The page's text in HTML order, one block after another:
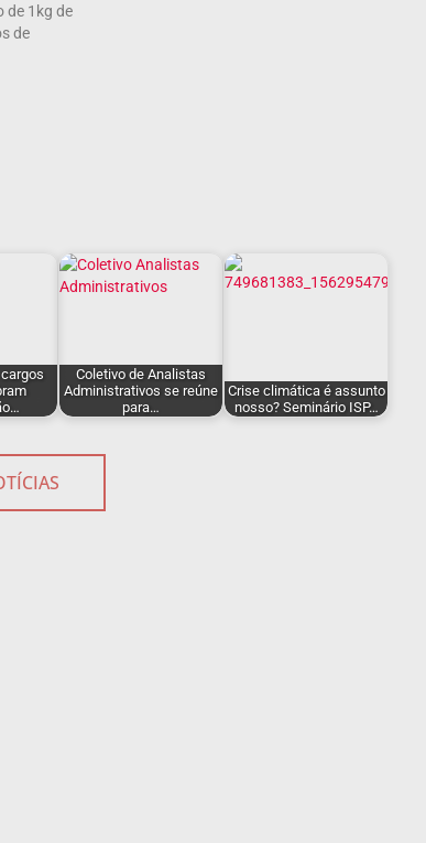
de 1kg de
de
Coletivo de Analistas
Administrativos se reúne
para…
Crise climática é assunto
nosso? Seminário ISP…